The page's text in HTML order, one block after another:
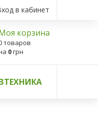
в кабинет
корзина
товаров
0грн